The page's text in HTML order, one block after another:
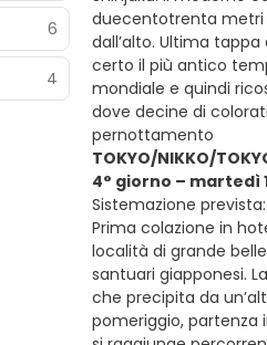
6
4
duecentotrenta metri
dall’alto. Ultima
certo il più antico
mondiale e quindi
dove decine di
pernottamento
TOKYO/NIKKO/
4° giorno – martedì
Sistemazione
Prima colazione in
località di grande
santuari giapponesi.
che precipita da
pomeriggio, partenza